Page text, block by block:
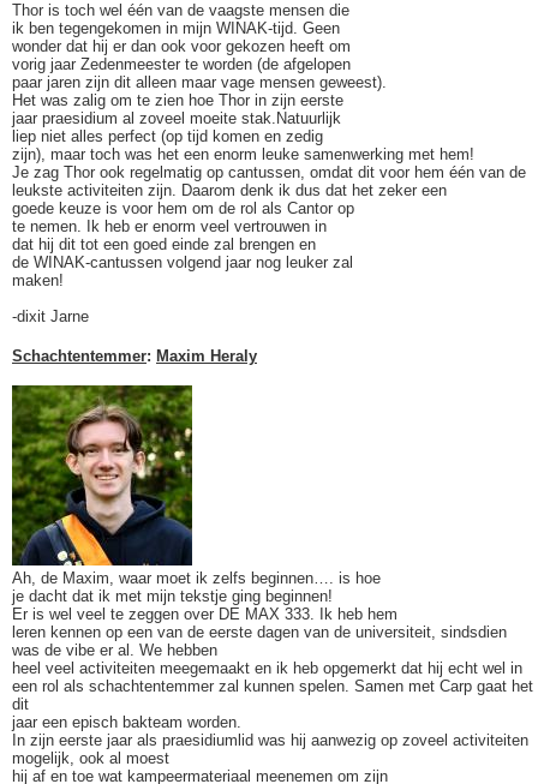
Thor is toch wel één van de vaagste mensen die
ik ben tegengekomen in mijn WINAK-tijd. Geen
wonder dat hij er dan ook voor gekozen heeft om
vorig jaar Zedenmeester te worden (de afgelopen
paar jaren zijn dit alleen maar vage mensen geweest).
Het was zalig om te zien hoe Thor in zijn eerste
jaar praesidium al zoveel moeite stak.Natuurlijk
liep niet alles perfect (op tijd komen en zedig
zijn), maar toch was het een enorm leuke samenwerking met hem!
Je zag Thor ook regelmatig op cantussen, omdat dit voor hem één van de
leukste activiteiten zijn. Daarom denk ik dus dat het zeker een
goede keuze is voor hem om de rol als Cantor op
te nemen. Ik heb er enorm veel vertrouwen in
dat hij dit tot een goed einde zal brengen en
de WINAK-cantussen volgend jaar nog leuker zal
maken!
-dixit Jarne
Schachtentemmer: Maxim Heraly
Ah, de Maxim, waar moet ik zelfs beginnen…. is hoe
je dacht dat ik met mijn tekstje ging beginnen!
Er is wel veel te zeggen over DE MAX 333. Ik heb hem
leren kennen op een van de eerste dagen van de universiteit, sindsdien
was de vibe er al. We hebben
heel veel activiteiten meegemaakt en ik heb opgemerkt dat hij echt wel in
een rol als schachtentemmer zal kunnen spelen. Samen met Carp gaat het
dit
jaar een episch bakteam worden.
In zijn eerste jaar als praesidiumlid was hij aanwezig op zoveel activiteiten
mogelijk, ook al moest
hij af en toe wat kampeermateriaal meenemen om zijn